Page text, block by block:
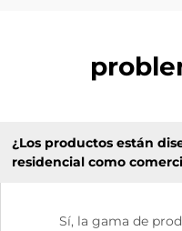
¿Los productos están
residencial como
Sí, la gama de